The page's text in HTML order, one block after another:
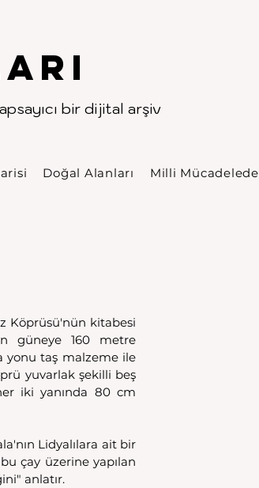
bir dijital arşiv
Doğal Alanları Milli Mücadelede
Köprüsü'nün kitabesi
güneye 160 metre
yonu taş malzeme ile
yuvarlak şekilli beş
iki yanında 80 cm
Lidyalılara ait bir
çay üzerine yapılan
anlatır.